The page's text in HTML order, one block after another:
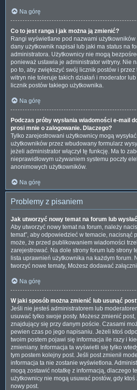
Na górę
Co to jest ranga i jak można ją zmienić?
Rangi wyświetlane pod nazwami
dany użytkownik napisał lub jaki ma status na
administratora. Użytkownicy nie mogą
ponieważ ustawia je administrator witryny. Nie
po to, aby zwiększyć swój licznik postów i
witryn nie toleruje takich działań i moderator
licznik postów takiego użytkownika.
Na górę
Podczas próby wysłania wiadomości e-mail
prosi mnie o zalogowanie. Dlaczego?
Tylko zarejestrowani użytkownicy mogą
użytkowników przez wbudowany formularz
jeżeli administrator włączył tę funkcję. Ma to
nieprawidłowym używaniem systemu poczty
anonimowych użytkowników.
Na górę
Problemy z pisaniem
Jak utworzyć nowy temat na forum lub
Aby utworzyć nowy temat na forum, należy
temat”, aby odpowiedzieć w temacie, nacisnąć
może, że przed publikowaniem wiadomości
zarejestrować. Na dole strony forum lub strony
lista uprawnień użytkownika na każdym forum.
tworzyć nowe tematy, Możesz dodawać
Na górę
W jaki sposób można zmienić lub usunąć
Jeśli nie jesteś administratorem lub
usuwać tylko swoje posty. Możesz zmienić
znajdujący się przy danym poście. Czasami
pewien czas po jego napisaniu. Jeżeli ktoś
twoim postem pojawi się informacja ile razy i
zmieniany. Informacja ta wyświetli się tylko
tym postem kolejny post. Jeśli post zmienił
informacja ta nie zostanie wyświetlona.
mogą zostawić notatkę z informacją, dlaczego
użytkownicy nie mogą usuwać postów, gdy ktoś
nowy post.